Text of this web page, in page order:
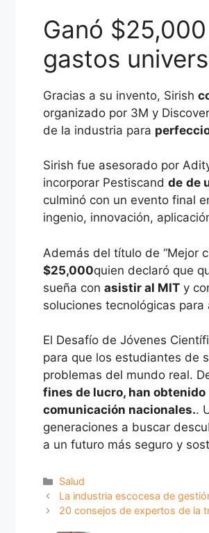
Ganó
gastos
Gracias a su invento, Sirish
organizado por 3M y
de la industria para
Sirish fue asesorado por
incorporar Pestiscand de de
culminó con un evento final
ingenio, innovación,
Además del título de “Mejor
$25,000quien declaró que
sueña con asistir al MIT y
soluciones tecnológicas
El Desafío de Jóvenes
para que los estudiantes de
problemas del mundo real.
fines de lucro, han
comunicación nacionales..
generaciones a buscar
a un futuro más seguro y
Categorías
Salud
La industria escocesa de
20 consejos de expertos de la